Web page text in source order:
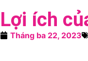
Lợi ích
Tháng ba 22, 2023